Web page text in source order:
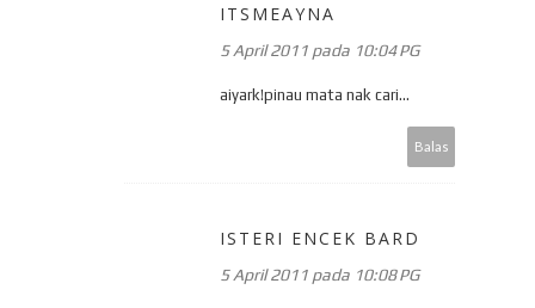
ITSMEAYNA
5 April 2011 pada 10:04 PG
aiyark!pinau mata nak cari...
Balas
ISTERI ENCEK BARD
5 April 2011 pada 10:08 PG